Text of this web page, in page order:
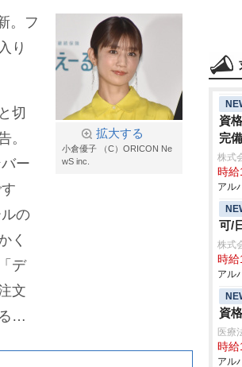
拡大する
小倉優子 （C）ORICON Ne
wS inc.
。フ
り
切
。
ー
の
く
デ
文
エ
資
完備
株式
時給
アル
可/
株式
時給
アル
資
医療
時
アル